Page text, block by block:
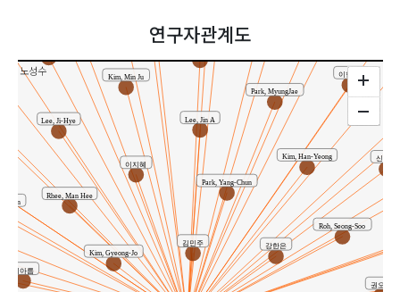
Kim, Gyo-Nam 1건Kim, Hae-Ok
Kim, Hyun-Kyoung 1건
Kim, Kyung-Min 1건Kim, Min Ju 1건Kim, Seung-Hyeong 1건
Kim, Su-Hyeon 1건 Ku, Garam 1건 Lee, A-Reum 1건
Lee, Hyun-In 1건 Lee, Ji-Hye 1건Lee, Wonhwa
1건
Lee, Woo Rak
1건 Lee, Yeong-Cheol 1건 Na, MinKyun
1건
Noh, Seong-Soo 1건Oh, Min Hyuck 1건 Park, Yang-Chun 1건
Rhee, Man Hee 1건Ro, Seong-Soo 1건Song, WeonJung
Yang, Won-Kyung 1건강한은 1건구가람 1건김건형 1건 김경민 1건
김교남
1건김민주 1건 김현경 1건김혜옥 1건 나민균 1건박양춘 1건
배종섭 1건 백경민 1건송원정 1건신미래 1건안유민 1건 안정현 1건
양원경
1건오민혁 1건이만휘 1건이우락 1건이원화 1건이지혜
1건
이현인 1건
연구자관계도
노성수
권오준
Park, MyungJae
Jin
Kim, Min Ju
Rhee, Man Hee
Kim, Gyeong-Jo
Roh, Seong-Soo
Lee, Ji-Hye
Kim, Han-Yeong 신미래
이현인
이아름
이지혜
Lee, Jin A
Park, Yang-Chun
강한은
김민주